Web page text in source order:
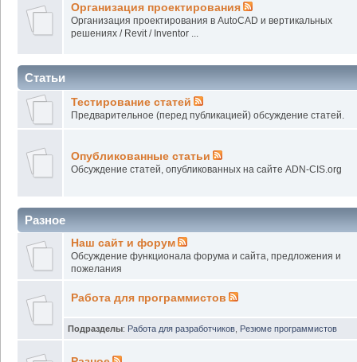
Организация проектирования
Организация проектирования в AutoCAD и вертикальных
решениях / Revit / Inventor ...
Статьи
Тестирование статей
Предварительное (перед публикацией) обсуждение статей.
Опубликованные статьи
Обсуждение статей, опубликованных на сайте ADN-CIS.org
Разное
Наш сайт и форум
Обсуждение функционала форума и сайта, предложения и
пожелания
Работа для программистов
Подразделы: Работа для разработчиков Резюме программистов